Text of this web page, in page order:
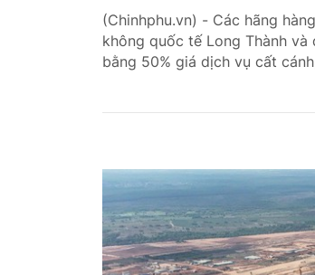
(Chinhphu.vn) - Các hãng
không quốc tế Long Thành
bằng 50% giá dịch vụ cất